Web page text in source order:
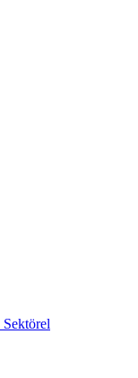
Sektörel